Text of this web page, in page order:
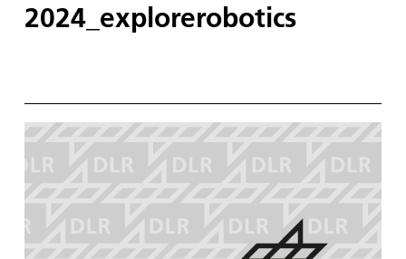
2024_explorerobotics